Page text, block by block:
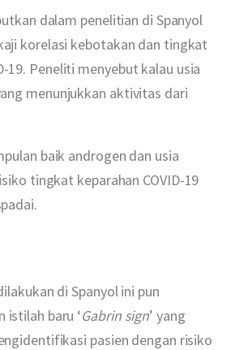
dalam penelitian di Spanyol
korelasi kebotakan dan tingkat
19. Peneliti menyebut kalau usia
menunjukkan aktivitas dari
baik androgen dan usia
tingkat keparahan COVID-19
di Spanyol ini pun
istilah baru ‘Gabrin sign’ yang
pasien dengan risiko